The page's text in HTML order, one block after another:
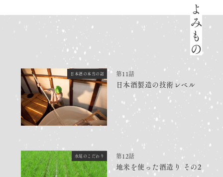
よみもの
日本酒の本当の話 第11話
日本酒製造の技術レベル
水尾のこだわり 第12話
地米を使った酒造り その2